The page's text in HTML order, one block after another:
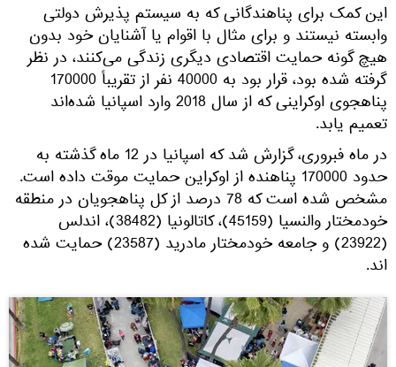
این کمک برای پناهندگانی که به سیستم پذیرش دولتی
وابسته نیستند و برای مثال با اقوام یا آشنایان خود بدون
هیچ گونه حمایت اقتصادی دیگری زندگی می‌کنند، در نظر
گرفته شده بود، قرار بود به 40000 نفر از تقریباً 170000
پناهجوی اوکراینی که از سال 2018 وارد اسپانیا شده‌اند
تعمیم یابد.
در ماه فبروری، گزارش شد که اسپانیا در 12 ماه گذشته به
حدود 170000 پناهنده از اوکراین حمایت موقت داده است.
مشخص شده است که 78 درصد از کل پناهجویان در منطقه
خودمختار والنسیا (45159)، کاتالونیا (38482)، اندلس
(23922) و جامعه خودمختار مادرید (23587) حمایت شده
اند.